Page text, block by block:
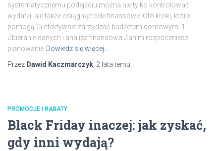
systematycznemu podejściu można nie tylko kontrolować
wydatki, ale także osiągnąć cele finansowe. Oto kroki, które
pomogą Ci efektywnie zarządzać budżetem domowym: 1.
Zbieranie danych i analiza finansowa Zanim rozpoczniesz
planowanie Dowiedz się więcej…
Przez Dawid Kaczmarczyk 2 latatemu
PROMOCJE I RABATY
Black Friday inaczej: jak zyskać,
gdy inni wydają?